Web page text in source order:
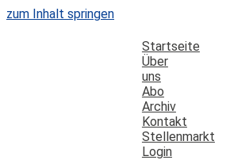
zum Inhalt springen
Startseite
Über
uns
Abo
Archiv
Kontakt
Stellenmarkt
Login